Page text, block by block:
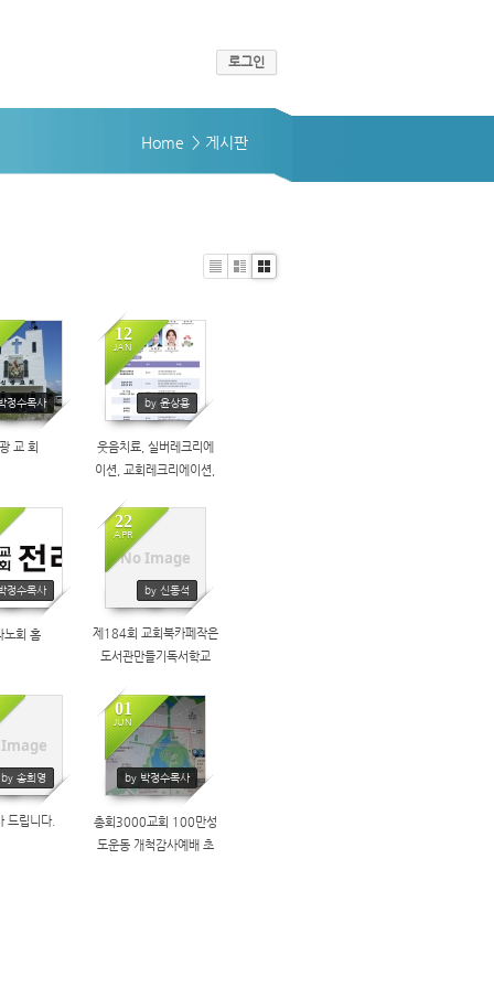
로그인
Home > 게시판
Li
Zi
G
정수목사
385
교 회
12
JAN
by 윤상용
398
웃음치료, 실버레크리에
이션, 교회레크리에이션,
육 (2024년 1월 27일)
☞장소 장로회신학대학교
정수목사
343
노회 홈
No Image
22
APR
by 신동석
358
제184회 교회북카페작은
도서관만들기독서학교
by 송희영
1835
드립니다.
01
JUN
by 박정수목사
370
총회3000교회 100만성
도운동 개척감사예배 초